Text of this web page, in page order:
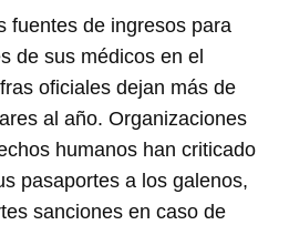
fuentes de ingresos para
de sus médicos en el
oficiales dejan más de
al año. Organizaciones
humanos han criticado
pasaportes a los galenos,
sanciones en caso de